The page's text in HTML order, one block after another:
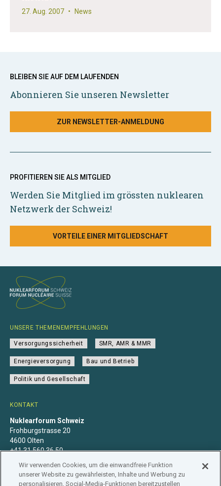
27. Aug. 2007 • News
BLEIBEN SIE AUF DEM LAUFENDEN
Abonnieren Sie unseren Newsletter
ZUR NEWSLETTER-ANMELDUNG
PROFITIEREN SIE ALS MITGLIED
Werden Sie Mitglied im grössten nuklearen
Netzwerk der Schweiz!
VORTEILE EINER MITGLIEDSCHAFT
KONTAKT
Nuklearforum Schweiz
Frohburgstrasse 20
4600 Olten
+41 31 560 36 50
UNSERE THEMENEMPFEHLUNGEN
Versorgungssicherheit SMR, AMR & MMR
Energieversorgung Bau und Betrieb
Politik und Gesellschaft
Wir verwenden Cookies, um die einwandfreie Funktion
unserer Website zu gewährleisten, Inhalte und Werbung zu
personalisieren, Social-Media-Funktionen bereitzustellen